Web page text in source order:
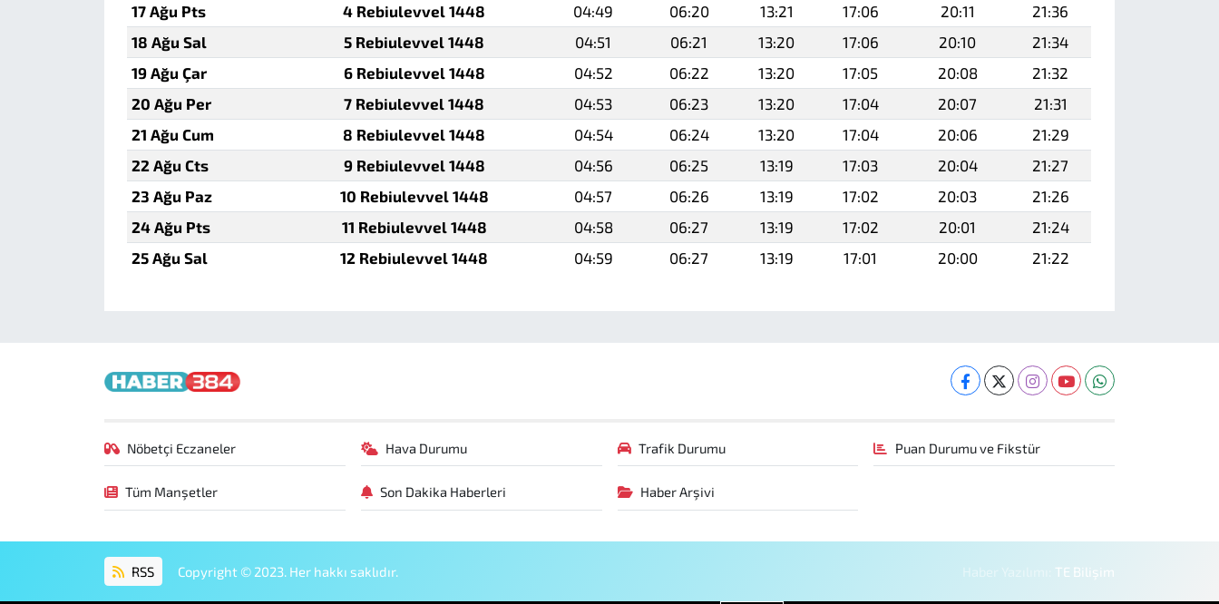
17 Ağu Pts
4 Rebiulevvel 1448 04:49 06:20 13:21 17:06 20:11
21:36
18 Ağu Sal
5 Rebiulevvel 1448 04:51 06:21 13:20 17:06 20:10
21:34
19 Ağu Çar
6 Rebiulevvel 1448 04:52 06:22 13:20 17:05 20:08
21:32
20 Ağu Per
7 Rebiulevvel 1448 04:53 06:23 13:20 17:04 20:07
21:31
21 Ağu Cum
8 Rebiulevvel 1448 04:54 06:24 13:20 17:04 20:06
21:29
22 Ağu Cts
9 Rebiulevvel 1448 04:56 06:25 13:19 17:03 20:04
21:27
23 Ağu Paz
10 Rebiulevvel 1448 04:57 06:26 13:19 17:02 20:03
21:26
24 Ağu Pts
11 Rebiulevvel 1448 04:58 06:27 13:19 17:02 20:01
21:24
25 Ağu Sal
12 Rebiulevvel 1448 04:59 06:27 13:19 17:01 20:00 21:22
Nöbetçi Eczaneler Hava Durumu Trafik Durumu Puan Durumu ve Fikstür
Tüm Manşetler Son Dakika Haberleri Haber Arşivi
RSS Copyright © 2023. Her hakkı saklıdır. Haber Yazılımı: TE Bilişim